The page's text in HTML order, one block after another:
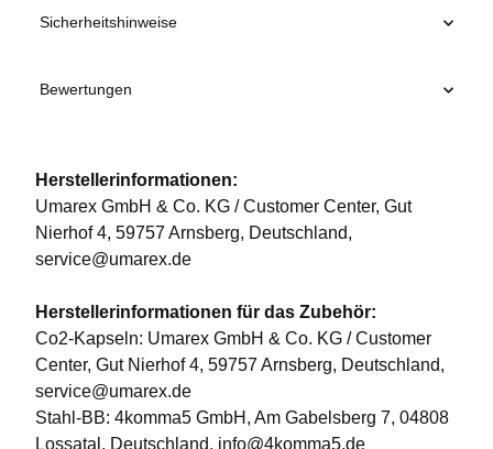
Sicherheitshinweise
Bewertungen
Herstellerinformationen:
Umarex GmbH & Co. KG / Customer Center, Gut
Nierhof 4, 59757 Arnsberg, Deutschland,
service@umarex.de
Herstellerinformationen für das Zubehör:
Co2-Kapseln: Umarex GmbH & Co. KG / Customer
Center, Gut Nierhof 4, 59757 Arnsberg, Deutschland,
service@umarex.de
Stahl-BB: 4komma5 GmbH, Am Gabelsberg 7, 04808
Lossatal, Deutschland, info@4komma5.de